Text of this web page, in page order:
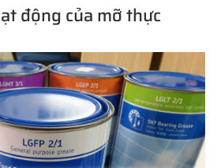
động của mỡ thực